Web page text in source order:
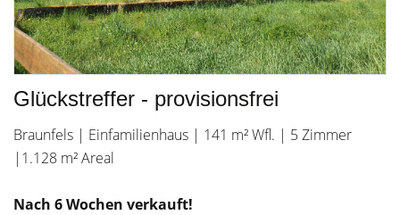
Glückstreffer - provisionsfrei
Braunfels | Einfamilienhaus | 141 m² Wfl. | 5 Zimmer
|1.128 m² Areal
Nach 6 Wochen verkauft!